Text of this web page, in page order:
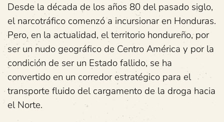
Desde la década de los años 80 del pasado siglo,
el narcotráfico comenzó a incursionar en Honduras.
Pero, en la actualidad, el territorio hondureño, por
ser un nudo geográfico de Centro América y por la
condición de ser un Estado fallido, se ha
convertido en un corredor estratégico para el
transporte fluido del cargamento de la droga hacia
el Norte.